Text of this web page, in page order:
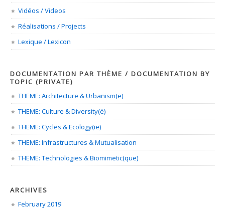
Vidéos / Videos
Réalisations / Projects
Lexique / Lexicon
DOCUMENTATION PAR THÈME / DOCUMENTATION BY
TOPIC (PRIVATE)
THEME: Architecture & Urbanism(e)
THEME: Culture & Diversity(é)
THEME: Cycles & Ecology(ie)
THEME: Infrastructures & Mutualisation
THEME: Technologies & Biomimetic(que)
ARCHIVES
February 2019